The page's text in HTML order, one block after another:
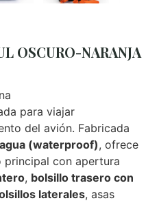
OSCURO-NARANJA
para viajar
del avión. Fabricada
(waterproof), ofrece
con apertura
, bolsillo trasero con
laterales, asas